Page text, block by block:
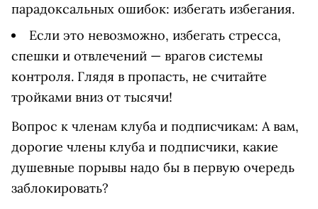
парадоксальных ошибок: избегать избегания.
Если это невозможно, избегать стресса,
спешки и отвлечений — врагов системы
контроля. Глядя в пропасть, не считайте
тройками вниз от тысячи!
Вопрос к членам клуба и подписчикам: А вам,
дорогие члены клуба и подписчики, какие
душевные порывы надо бы в первую очередь
заблокировать?